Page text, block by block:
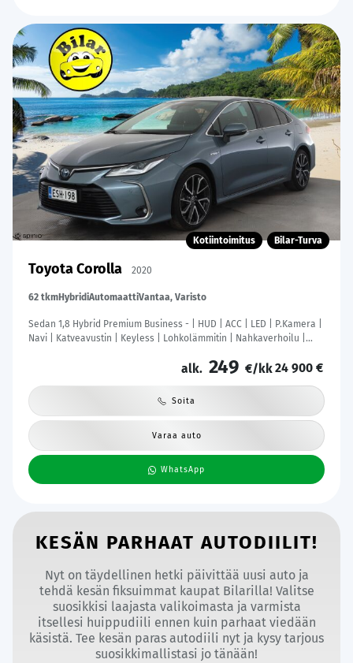
Kotiintoimitus Bilar-Turva
Toyota Corolla 2020
62 tkmHybridiAutomaattiVantaa, Varisto
Sedan 1,8 Hybrid Premium Business - | HUD | ACC | LED | P.Kamera |
Navi | Katveavustin | Keyless | Lohkolämmitin | Nahkaverhoilu |
alk. 249 €/kk24 900 €
Soita
Varaa auto
WhatsApp
KESÄN PARHAAT AUTODIILIT!
Nyt on täydellinen hetki päivittää uusi auto ja
tehdä kesän fiksuimmat kaupat Bilarilla! Valitse
suosikkisi laajasta valikoimasta ja varmista
itsellesi huippudiili ennen kuin parhaat viedään
käsistä. Tee kesän paras autodiili nyt ja kysy tarjous
suosikkimallistasi jo tänään!